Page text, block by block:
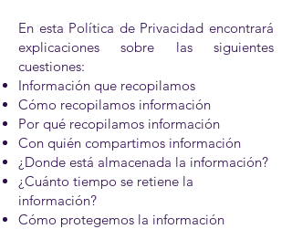
En esta Política de Privacidad encontrará
explicaciones sobre las siguientes
cuestiones:
Información que recopilamos
Cómo recopilamos información
Por qué recopilamos información
Con quién compartimos información
¿Donde está almacenada la información?
¿Cuánto tiempo se retiene la
información?
Cómo protegemos la información